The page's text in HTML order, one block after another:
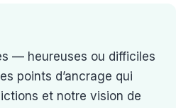
— heureuses ou difficiles
points d’ancrage qui
et notre vision de